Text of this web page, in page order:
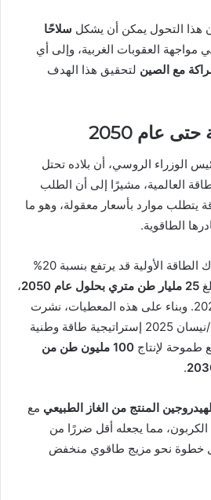
هذا التحول يمكن أن يشكل سلاحًا
مواجهة العقوبات الغربية، وإلى أي
مع الصين لتحقيق هذا الهدف
عام 2050
الوزراء الروسي، أن بلاده تحتل
العالمية، مشيرًا إلى أن الطلب
يتطلب موارد بأسعار معقولة، وهو ما
الطاقوية.
وأشار نوفاك إلى أن استهلاك الطاقة الأولية قد يرتفع بنسبة 20%
25 مليار طن متري بحلول عام 2050
،
بزيادة 23% مقارنة بعام 2023. وبناء على هذه المعطيات، نشرت
الحكومة الروسية في أبريل/نيسان 2025 إستراتيجية طاقة وطنية
طموحة لإنتاج
100 مليون طن من
.
الهيدروجين المنتج من الغاز الطبيعي مع
الكربون، مما يجعله أقل ضررًا من
خطوة نحو مزيج طاقوي منخفض